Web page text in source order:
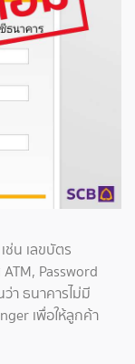
น เลขบัตร
Password
า ธนาคารไม่มี
เพื่อให้ลูกค้า